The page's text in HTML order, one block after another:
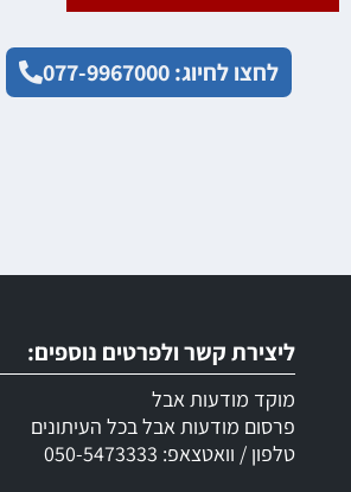
לחצו לחיוג: 077-9967000
ליצירת קשר ולפרטים נוספים:
מוקד מודעות אבל
פרסום מודעות אבל בכל העיתונים
טלפון / וואטצאפ: 050-5473333